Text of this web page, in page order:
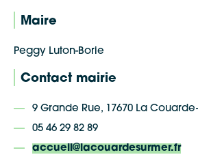
Maire
Peggy Luton-Borie
Contact mairie
9 Grande Rue, 17670 La
05 46 29 82 89
accueil@lacouardesurmer.fr